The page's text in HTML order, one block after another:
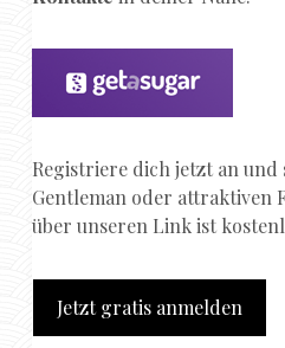
Registriere dich jetzt an und
Gentleman oder attraktiven
über unseren Link ist
Jetzt gratis anmelden